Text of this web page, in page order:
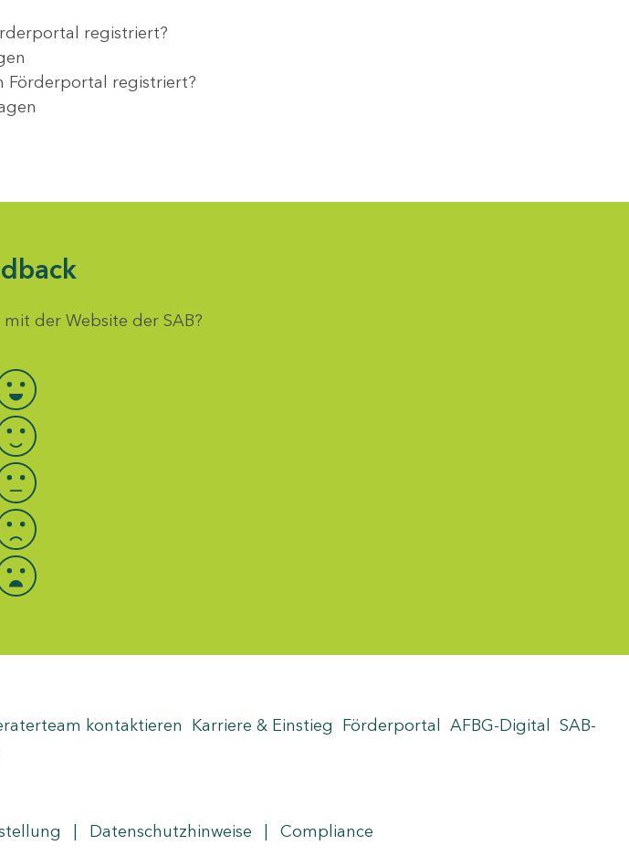
registriert?
Förderportal registriert?
der Website der SAB?
auswählen
kontaktieren Karriere & Einstieg Förderportal AFBG-Digital
SAB-
Datenschutzhinweise Compliance